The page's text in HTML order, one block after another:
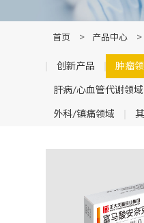
可持续发展
首页 > 产品中心 >
创新产品 肿瘤
肝病/心血管代谢领域
外科/镇痛领域